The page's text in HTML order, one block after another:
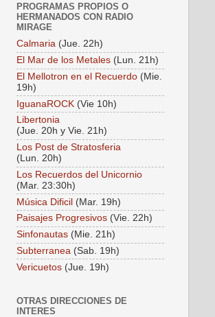
PROGRAMAS PROPIOS O
HERMANADOS CON RADIO
MIRAGE
Calmaria (Jue. 22h)
El Mar de los Metales (Lun. 21h)
El Mellotron en el Recuerdo (Mie.
19h)
IguanaROCK (Vie 10h)
Libertonia
(Jue. 20h y Vie. 21h)
Los Post de Stratosferia
(Lun. 20h)
Los Recuerdos del Unicornio
(Mar. 23:30h)
Música Dificil (Mar. 19h)
Paisajes Progresivos (Vie. 22h)
Sinfonautas (Mie. 21h)
Subterranea (Sab. 19h)
Vericuetos (Jue. 19h)
OTRAS DIRECCIONES DE
INTERES